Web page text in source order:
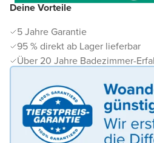
Deine Vorteile
5 Jahre Garantie
95 % direkt ab Lager lieferbar
Über 20 Jahre Badezimmer-